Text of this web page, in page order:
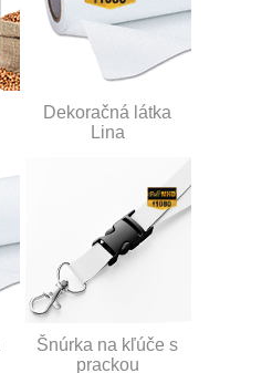
Dekoračná látka
Lina
Šnúrka na kľúče s
prackou